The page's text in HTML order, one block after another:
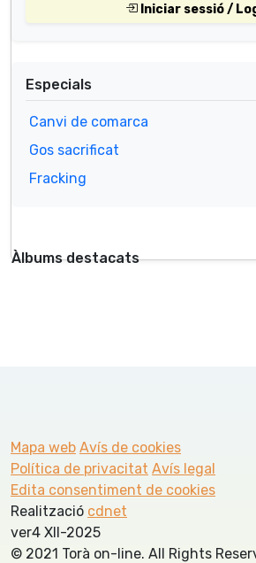
Iniciar sessió /
Especials
Canvi de comarca
Gos sacrificat
Fracking
Àlbums destacats
Mapa web Avís de cookies
Política de privacitat Avís legal
Edita consentiment de cookies
Realització cdnet
ver4 XII-2025
© 2021 Torà on-line. All Rights